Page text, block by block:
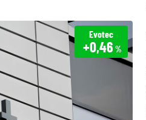
Evotec
+0,46 %